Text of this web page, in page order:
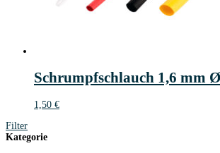
Schrumpfschlauch 1,6 mm
1,50 €
Filter
Kategorie